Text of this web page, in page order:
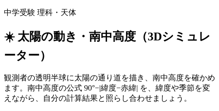
中学受験 理科・天体
☀️ 太陽の動き・南中高度（3Dシミュレ
ーター）
観測者の透明半球に太陽の通り道を描き、南中高度を確かめ
ます。南中高度の公式 90°−|緯度−赤緯| を、緯度や季節を変
えながら、自分の計算結果と照らし合わせましょう。